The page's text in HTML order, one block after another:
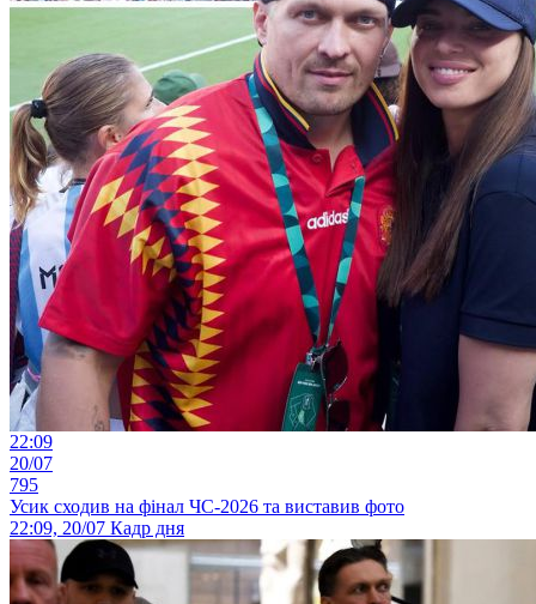
22:09
20/07
795
Усик сходив на фінал ЧС-2026 та виставив фото
22:09, 20/07 Кадр дня